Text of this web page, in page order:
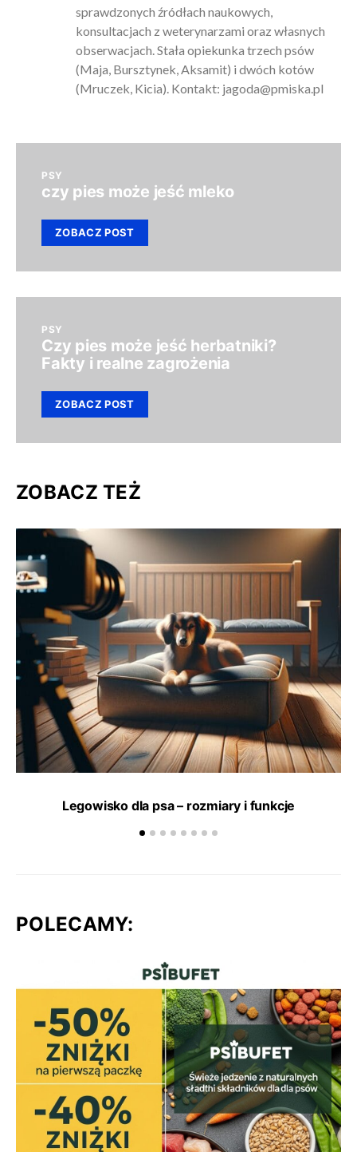
sprawdzonych źródłach naukowych,
konsultacjach z weterynarzami oraz własnych
obserwacjach. Stała opiekunka trzech psów
(Maja, Bursztynek, Aksamit) i dwóch kotów
(Mruczek, Kicia). Kontakt: jagoda@pmiska.pl
PSY
czy pies może jeść mleko
ZOBACZ POST
PSY
Czy pies może jeść herbatniki?
Fakty i realne zagrożenia
ZOBACZ POST
ZOBACZ TEŻ
Legowisko dla psa – rozmiary i funkcje
POLECAMY: